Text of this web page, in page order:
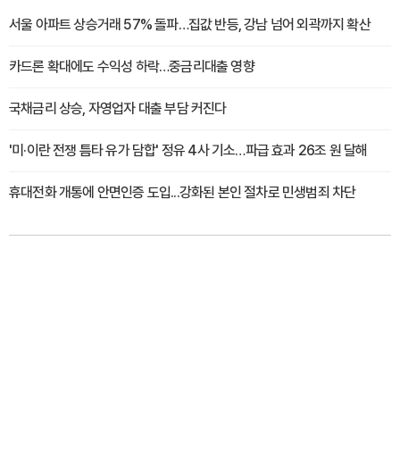
서울 아파트 상승거래 57% 돌파…집값 반등, 강남 넘어 외곽까지 확산
카드론 확대에도 수익성 하락…중금리대출 영향
국채금리 상승, 자영업자 대출 부담 커진다
'미·이란 전쟁 틈타 유가 담합' 정유 4사 기소…파급 효과 26조 원 달해
휴대전화 개통에 안면인증 도입...강화된 본인 절차로 민생범죄 차단